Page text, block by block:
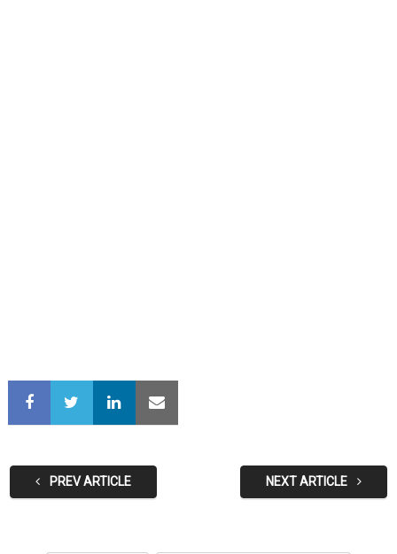
PREV ARTICLE NEXT ARTICLE